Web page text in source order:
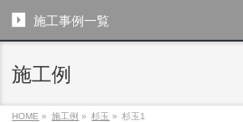
施工事例一覧
施工例
HOME » 施工例 » 杉玉 » 杉玉1